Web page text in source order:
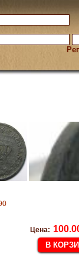
Цена: